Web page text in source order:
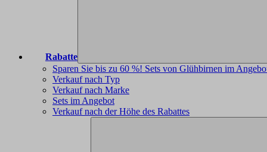
Rabatte
Sparen Sie bis zu 60 %! Sets von Glühbirnen im
Verkauf nach Typ
Verkauf nach Marke
Sets im Angebot
Verkauf nach der Höhe des Rabattes